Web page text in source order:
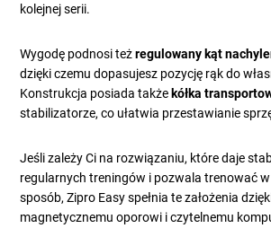
kolejnej serii.
Wygodę podnosi teżregulowany kąt
dzięki czemu dopasujesz pozycję rąk do
Konstrukcja posiada także kółka
stabilizatorze, co ułatwia przestawianie
Jeśli zależy Ci na rozwiązaniu, które daje
regularnych treningów i pozwala trenować
sposób, Zipro Easy spełnia te założenia
magnetycznemu oporowi i czytelnemu